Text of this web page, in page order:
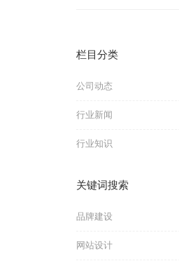
栏目分类
公司动态
行业新闻
行业知识
关键词搜索
品牌建设
网站设计